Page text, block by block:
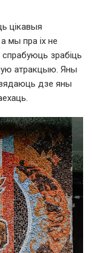
цікавыя
мы пра іх не
зрабіць
атракцыю. Яны
дзе яны